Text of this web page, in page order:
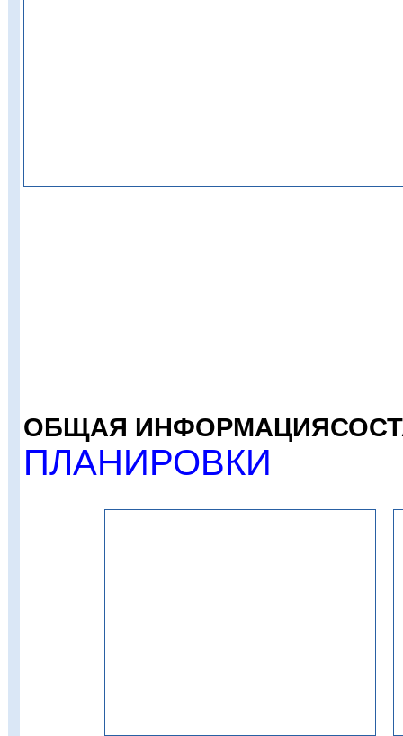
ОБЩАЯ ИНФОРМАЦИЯ
ПЛАНИРОВКИ